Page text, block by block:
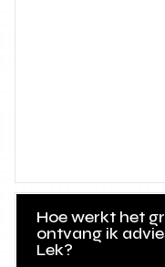
Hoe werkt het
ontvang ik
Lek?